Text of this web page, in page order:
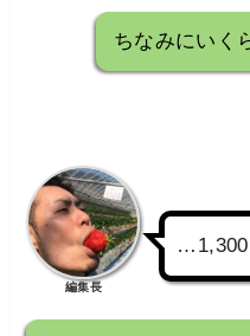
ちなみにいく
編集長
…1,300